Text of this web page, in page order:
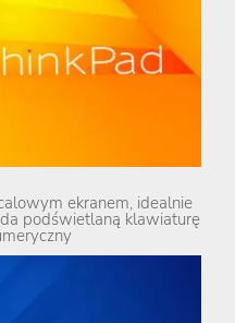
ekranem, idealnie
podświetlaną klawiaturę